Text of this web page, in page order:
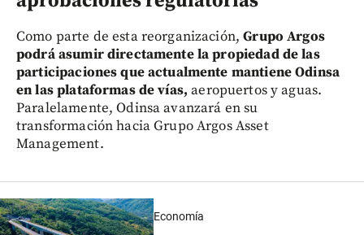
Como parte de esta reorganización, Grupo Argos
podrá asumir directamente la propiedad de las
participaciones que actualmente mantiene Odinsa
en las plataformas de vías, aeropuertos y aguas.
Paralelamente, Odinsa avanzará en su
transformación hacia Grupo Argos Asset
Management.
Economía